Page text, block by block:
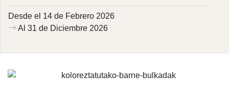
Desde el 14 de Febrero 2026
Al 31 de Diciembre 2026